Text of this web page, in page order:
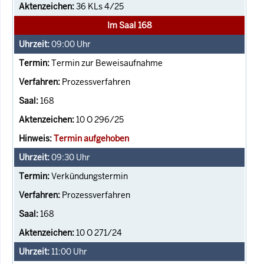
36 KLs 4/25
Im Saal 168
09:00 Uhr
Termin zur Beweisaufnahme
Prozessverfahren
168
10 O 296/25
Termin aufgehoben
09:30 Uhr
Verkündungstermin
Prozessverfahren
168
10 O 271/24
11:00 Uhr